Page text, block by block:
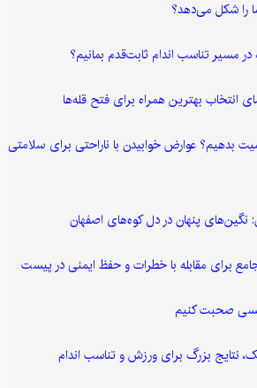
را شکل می‌دهد؟
در مسیر تناسب اندام ثابت‌قدم بمانیم؟
انتخاب بهترین همراه برای فتح قله‌ها
بدهیم؟ عوارض خوابیدن با ناراحتی برای سلامتی
پنهان در دل کوه‌های اصفهان
برای مقابله با خطرات و حفظ ایمنی در پیست
کسی صحبت کنیم
نتایج بزرگ برای ورزش و تناسب اندام